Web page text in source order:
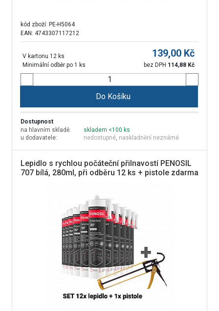
kód zboží: PE-H5064
EAN: 4743307117212
V kartonu 12 ks
Minimální odběr po 1 ks
139,00 Kč
bez DPH 114,88 Kč
Do Košíku
Dostupnost
na hlavním skladě:
skladem <100 ks
u dodavatele:
nedostupné, naskladnění neznámé
Lepidlo s rychlou počáteční přilnavostí PENOSIL
707 bílá, 280ml, při odběru 12 ks + pistole zdarma